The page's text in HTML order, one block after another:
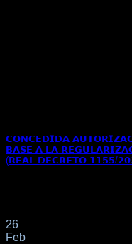
𝗖𝗢𝗡𝗖𝗘𝗗𝗜𝗗𝗔
𝗕𝗔𝗦𝗘 𝗔 𝗟𝗔
(𝗥𝗘𝗔𝗟 𝗗𝗘𝗖𝗥𝗘𝗧𝗢 𝟭𝟭𝟱𝟱/
26
Feb